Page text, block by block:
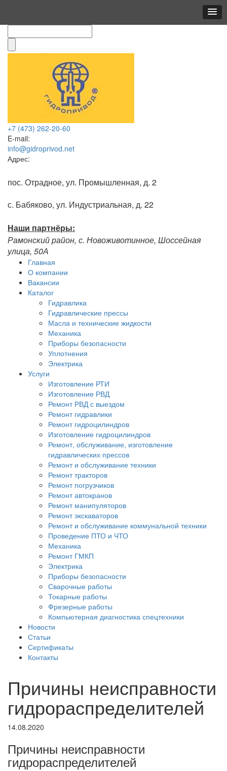
+7 (473) 262-20-60
E-mail:
info@gidroprivod.net
Адрес:
пос. Отрадное, ул. Промышленная, д. 2
с. Бабяково, ул. Индустриальная, д. 22
Наши партнёры:
Рамонский район, с. Новоживотинное, Шоссейная
улица, 50А
Главная
О компании
Вакансии
Каталог
Гидравлика
Гидравлические прессы
Масла и технические жидкости
Механика
Приборы безопасности
Уплотнения
Электрика
Услуги
Изготовление РТИ
Изготовление РВД
Ремонт РВД с выездом
Ремонт гидравлики
Ремонт гидроцилиндров
Изготовление гидроцилиндров
Ремонт, обслуживание, изготовление
гидравлических прессов
Ремонт и обслуживание техники
Ремонт тракторов
Ремонт погрузчиков
Ремонт автокранов
Ремонт манипуляторов
Ремонт экскаваторов
Ремонт и обслуживание коммунальной техники
Проведение ПТО и ЧТО
Механика
Ремонт ГМКП
Электрика
Приборы безопасности
Сварочные работы
Токарные работы
Фрезерные работы
Компьютерная диагностика спецтехники
Новости
Статьи
Сертификаты
Контакты
Причины неисправности
гидрораспределителей
14.08.2020
Причины неисправности
гидрораспределителей